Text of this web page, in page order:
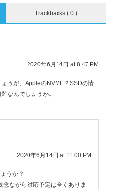
Trackbacks ( 0 )
2020年6月14日 at 8:47 PM
うが、AppleのNVME？SSDの情
なんでしょうか。
2020年6月14日 at 11:00 PM
うか？
ながら対応予定は全くありま